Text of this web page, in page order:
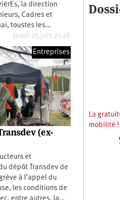
la direction
Cadres et
toustes les…
Jeudi 25 juin 2026
Entreprises
(ex-
et
dépôt Transdev de
à l’appel du
les conditions de
La
mobilité !